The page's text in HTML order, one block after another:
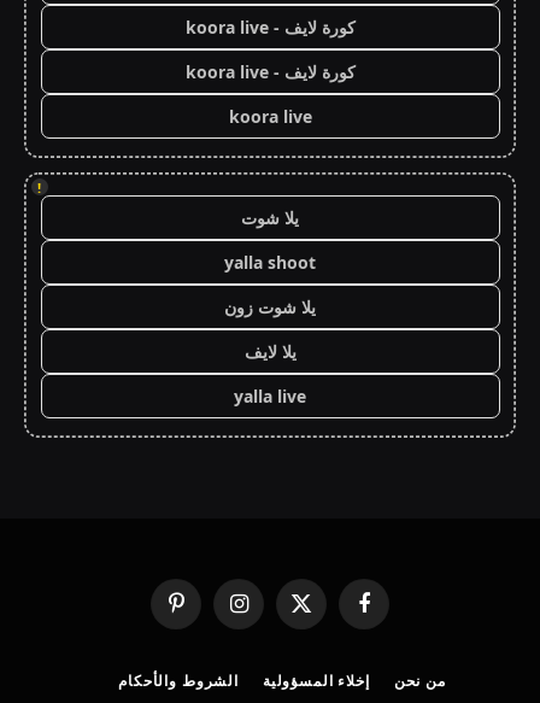
كورة لايف - koora live
كورة لايف - koora live
koora live
!
يلا شوت
yalla shoot
يلا شوت زون
يلا لايف
yalla live
فيسبوك
X
(Twitter)
الانستغرامبينتيريست
من نحن إخلاء المسؤولية الشروط والأحكام